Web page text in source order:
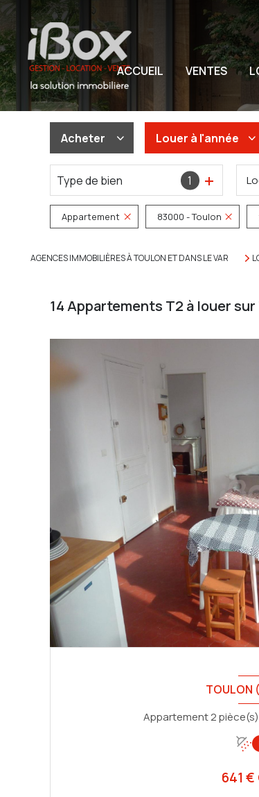
ACCUEIL VENTES
Acheter
De l'ancien
Du neuf
De l'immo pro
Louer à l'année
à l'année
De l'immo pro
Type de bien 1
Appartement 83000 - Toulon
AGENCES IMMOBILIÈRES À TOULON ET DANS LE VAR
14Appartements T2 à louer sur
TOULON
641 €